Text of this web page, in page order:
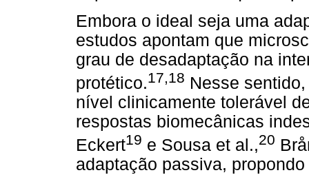
Embora o ideal seja uma
estudos apontam que
grau de desadaptação na
protético.17,18 Nesse
nível clinicamente tolerável
respostas biomecânicas
Eckert19 e Sousa et al.,20
adaptação passiva,